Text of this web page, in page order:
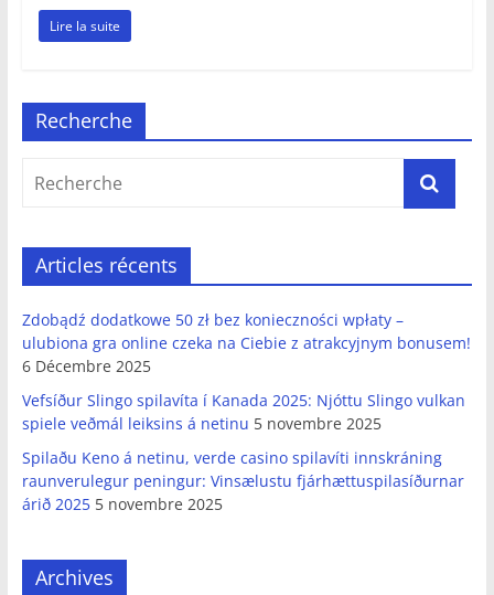
Lire la suite
Recherche
Articles récents
Zdobądź dodatkowe 50 zł bez konieczności wpłaty –
ulubiona gra online czeka na Ciebie z atrakcyjnym bonusem!
6 Décembre 2025
Vefsíður Slingo spilavíta í Kanada 2025: Njóttu Slingo vulkan
spiele veðmál leiksins á netinu 5 novembre 2025
Spilaðu Keno á netinu, verde casino spilavíti innskráning
raunverulegur peningur: Vinsælustu fjárhættuspilasíðurnar
árið 2025 5 novembre 2025
Archives